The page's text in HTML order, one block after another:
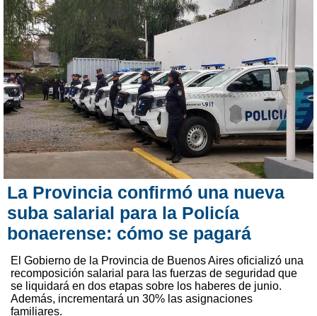
La Provincia confirmó una nueva
suba salarial para la Policía
bonaerense: cómo se pagará
El Gobierno de la Provincia de Buenos Aires oficializó una
recomposición salarial para las fuerzas de seguridad que
se liquidará en dos etapas sobre los haberes de junio.
Además, incrementará un 30% las asignaciones
familiares.